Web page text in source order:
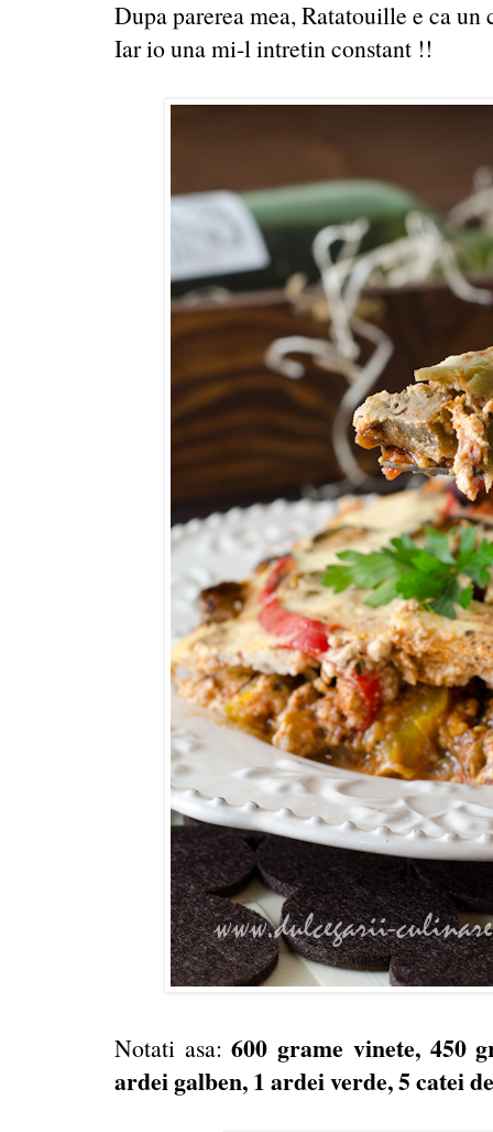
Dupa parerea mea, Ratatouille e ca
Iar io una mi-l intretin constant !!
Notati asa:600 grame vinete, 450
ardei galben, 1 ardei verde, 5 catei